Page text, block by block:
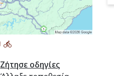
Ζήτησε οδηγίες